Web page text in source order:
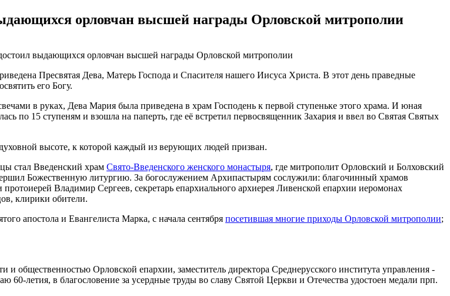
орловчан высшей награды Орловской митрополии
Пресвятая Дева, Матерь Господа и Спасителя нашего Иисуса Христа. В этот день праведные
его Богу.
в руках, Дева Мария была приведена в храм Господень к первой ступеньке этого храма. И юная
по 15 ступеням и взошла на паперть, где её встретил первосвященник Захария и ввел во Святая Святых
высоте, к которой каждый из верующих людей призван.
стал Введенский храм Свято-Введенского женского монастыря, где митрополит Орловский и Болховский
Божественную литургию. За богослужением Архипастырям сослужили: благочинный храмов
Владимир Сергеев, секретарь епархиального архиерея Ливенской епархии иеромонах
клирики обители.
апостола и Евангелиста Марка, с начала сентября посетившая многие приходы Орловской митрополии;
и общественностью Орловской епархии, заместитель директора Среднерусского института управления -
летия, в благословение за усердные труды во славу Святой Церкви и Отечества удостоен медали прп.